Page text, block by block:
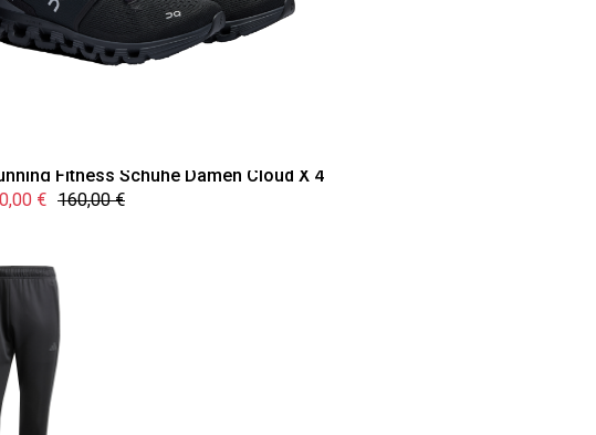
Fitness Schuhe Damen Cloud X 4
€ 160,00 €